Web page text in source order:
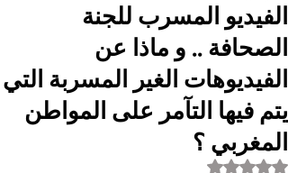
الفيديو المسرب للجنة
الصحافة .. و ماذا عن
الفيديوهات الغير المسربة التي
يتم فيها التآمر على المواطن
المغربي ؟
تم التقييم بـ ليس رقمًا من أصل 5 نجوم.